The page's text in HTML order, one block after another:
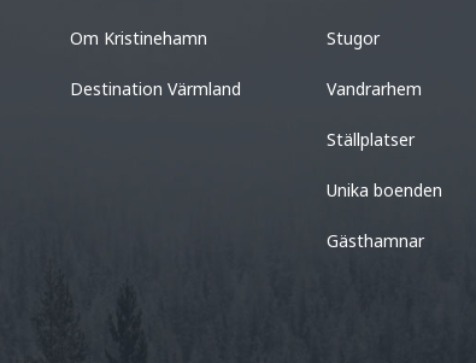
Om Kristinehamn
Destination Värmland
Stugor
Vandrarhem
Ställplatser
Unika boenden
Gästhamnar